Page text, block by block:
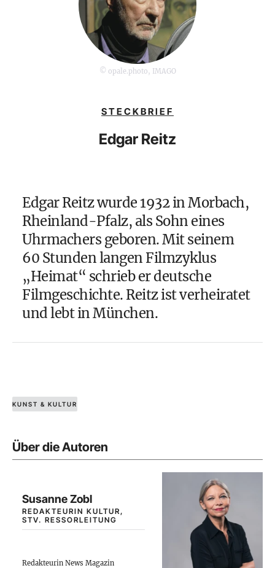
© opale.photo, IMAGO
STECKBRIEF
Edgar Reitz
Edgar Reitz wurde 1932 in Morbach,
Rheinland-Pfalz, als Sohn eines
Uhrmachers geboren. Mit seinem
60 Stunden langen Filmzyklus
„Heimat“ schrieb er deutsche
Filmgeschichte. Reitz ist verheiratet
und lebt in München.
KUNST & KULTUR
Über die Autoren
Susanne Zobl
REDAKTEURIN KULTUR,
STV. RESSORLEITUNG
Redakteurin News Magazin